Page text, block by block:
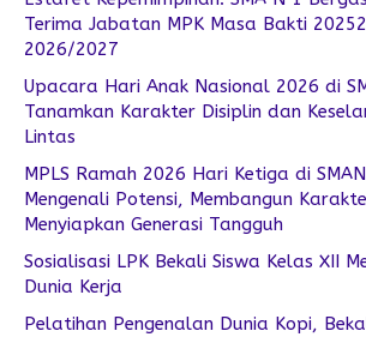
Terima Jabatan MPK Masa Bakti
2026/2027
Upacara Hari Anak Nasional 2026 di
Tanamkan Karakter Disiplin dan
Lintas
MPLS Ramah 2026 Hari Ketiga di
Mengenali Potensi, Membangun
Menyiapkan Generasi Tangguh
Sosialisasi LPK Bekali Siswa Kelas XII
Dunia Kerja
Pelatihan Pengenalan Dunia Kopi,